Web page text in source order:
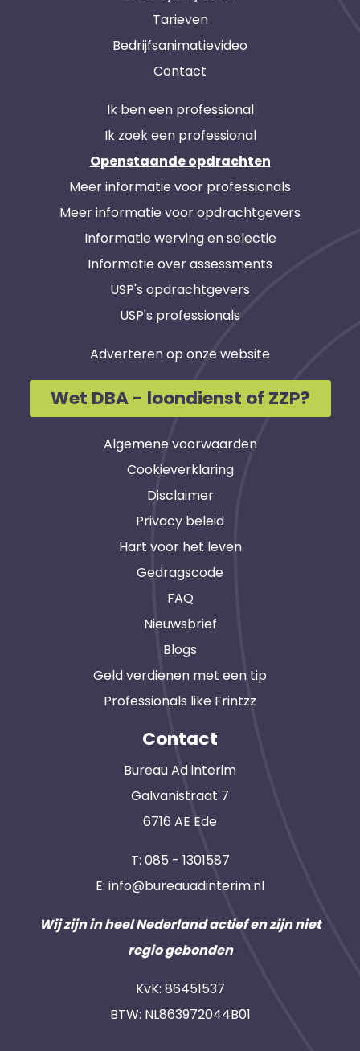
Tarieven
Bedrijfsanimatievideo
Contact
Ik ben een professional
Ik zoek een professional
Openstaande opdrachten
Meer informatie voor professionals
Meer informatie voor opdrachtgevers
Informatie werving en selectie
Informatie over assessments
USP's opdrachtgevers
USP's professionals
Adverteren op onze website
Wet DBA - loondienst of ZZP?
Algemene voorwaarden
Cookieverklaring
Disclaimer
Privacy beleid
Hart voor het leven
Gedragscode
FAQ
Nieuwsbrief
Blogs
Geld verdienen met een tip
Professionals like Frintzz
Contact
Bureau Ad interim
Galvanistraat 7
6716 AE Ede
T: 085 - 1301587
E: info@bureauadinterim.nl
Wij zijn in heel Nederland actief en zijn niet
regio gebonden
KvK: 86451537
BTW: NL863972044B01